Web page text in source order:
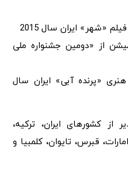
«شهر» ایران سال 2015
از «دومین جشنواره ملی
هنری «پرنده آبی» ایران سال
از کشورهای ایران، ترکیه،
قبرس، تایوان، کلمبیا و